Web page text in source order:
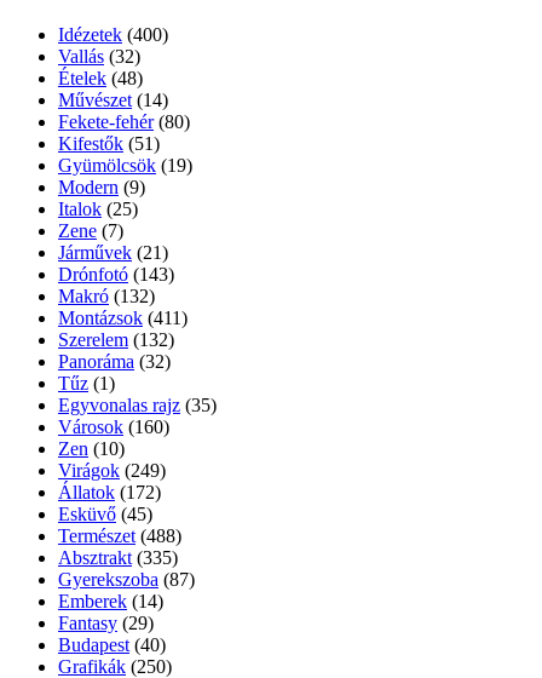
Idézetek (400)
Vallás (32)
Ételek (48)
Művészet (14)
Fekete-fehér (80)
Kifestők (51)
Gyümölcsök (19)
Modern (9)
Italok (25)
Zene (7)
Járművek (21)
Drónfotó (143)
Makró (132)
Montázsok (411)
Szerelem (132)
Panoráma (32)
Tűz (1)
Egyvonalas rajz (35)
Városok (160)
Zen (10)
Virágok (249)
Állatok (172)
Esküvő (45)
Természet (488)
Absztrakt (335)
Gyerekszoba (87)
Emberek (14)
Fantasy (29)
Budapest (40)
Grafikák (250)